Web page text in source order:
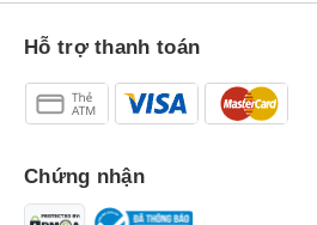
Hỗ trợ thanh toán
Chứng nhận